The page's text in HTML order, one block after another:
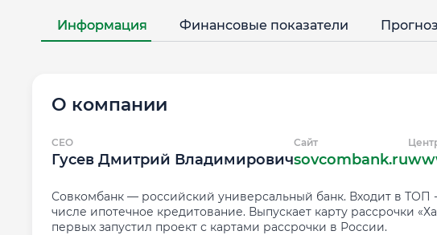
Информация Финансовые показатели
О компании
CEO
Гусев Дмитрий Владимирович
Сайт
sovcombank.ru
Совкомбанк — российский универсальный банк. Входит в ТОП
числе ипотечное кредитование. Выпускает карту рассрочки
первых запустил проект с картами рассрочки в России.